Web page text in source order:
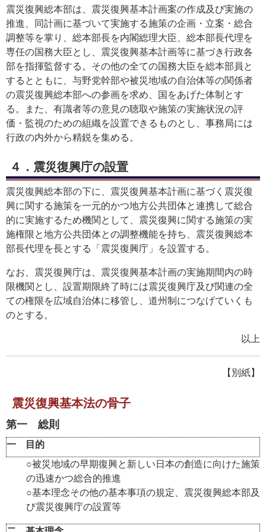
震災復興総本部は、震災復興基本計画案の作成及び実施の
推進、同計画に基づいて実施する施策の企画・立案・総合
調整等を掌り、総本部長を内閣総理大臣、総本部長代理を
専任の国務大臣とし、震災復興基本計画等に基づき行政各
部を指揮監督する。その他の全ての国務大臣を総本部員と
するとともに、与野党幹部や被災地域の自治体等の関係者
の震災復興総本部への参画を求め、国をあげた体制とす
る。また、有識者等の意見の聴取や施策の実施状況の評
価・監視のための組織を設置できるものとし、事務局には
行政の内外から精鋭を集める。
４．震災復興庁の設置
震災復興総本部の下に、震災復興基本計画に基づく震災復
興に関する施策を一元的かつ地方公共団体と連携して総合
的に実施するため機関として、震災復興に関する施策の実
施権限と地方公共団体との調整機能を持ち、震災復興総本
部長代理を長とする「震災復興庁」を設置する。
なお、震災復興庁は、震災復興基本計画の実施期間内の時
限機関とし、設置期限終了時には震災復興庁及び関連の全
ての権限を広域自治体に移管し、道州制につなげていくも
のとする。
以上
【別紙】
震災復興基本法の骨子
第一 総則
一 目的
○被災地域の早期復興と新しい日本の創造に向けた施策
の迅速かつ総合的推進
○基本理念その他の基本事項の規定、震災復興総本部及
び震災復興庁の設置等